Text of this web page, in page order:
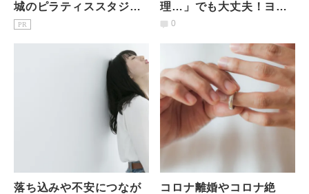
城のピラティススタジオ7
選｜初心者・女性専用を
PR
理…」でも大丈夫！ヨガ
でリラックスしながらダ
0
落ち込みや不安につなが
コロナ離婚やコロナ絶